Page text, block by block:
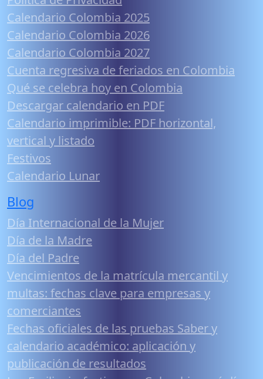
Calendario Colombia 2025
Calendario Colombia 2026
Calendario Colombia 2027
Cuenta regresiva de feriados en Colombia
Qué se celebra hoy en Colombia
Descargar calendario en PDF
Calendario imprimible: PDF horizontal,
vertical y listado
Festivos
Calendario Lunar
Blog
Día Internacional de la Mujer
Día de la Madre
Día del Padre
Vencimientos de la matrícula mercantil y
multas: fechas clave para empresas y
comerciantes
Fechas oficiales de las pruebas Saber y
calendario académico: aplicación y
publicación de resultados